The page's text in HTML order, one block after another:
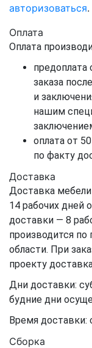
авторизоваться.
Оплата
Оплата
предоплата
заказа
и
нашим
оплата от
по факту
Доставка
Доставка
14 рабочих дней
доставки — 8
производится
области. При
проекту
Дни доставки:
будние дни
Время доставки:
Сборка